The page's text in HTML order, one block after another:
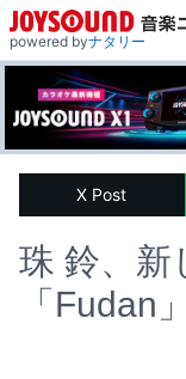
powered byナタリー
X Post
珠 鈴、新
「Fudan